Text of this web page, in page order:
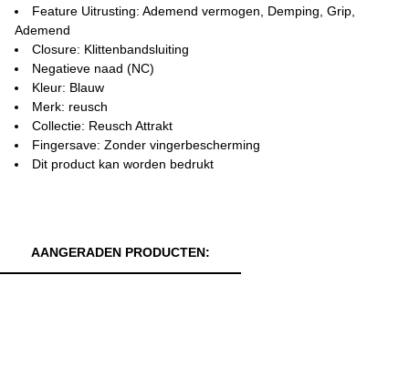
Feature Uitrusting: Ademend vermogen, Demping, Grip,
Ademend
Closure: Klittenbandsluiting
Negatieve naad (NC)
Kleur: Blauw
Merk: reusch
Collectie: Reusch Attrakt
Fingersave: Zonder vingerbescherming
Dit product kan worden bedrukt
AANGERADEN PRODUCTEN: